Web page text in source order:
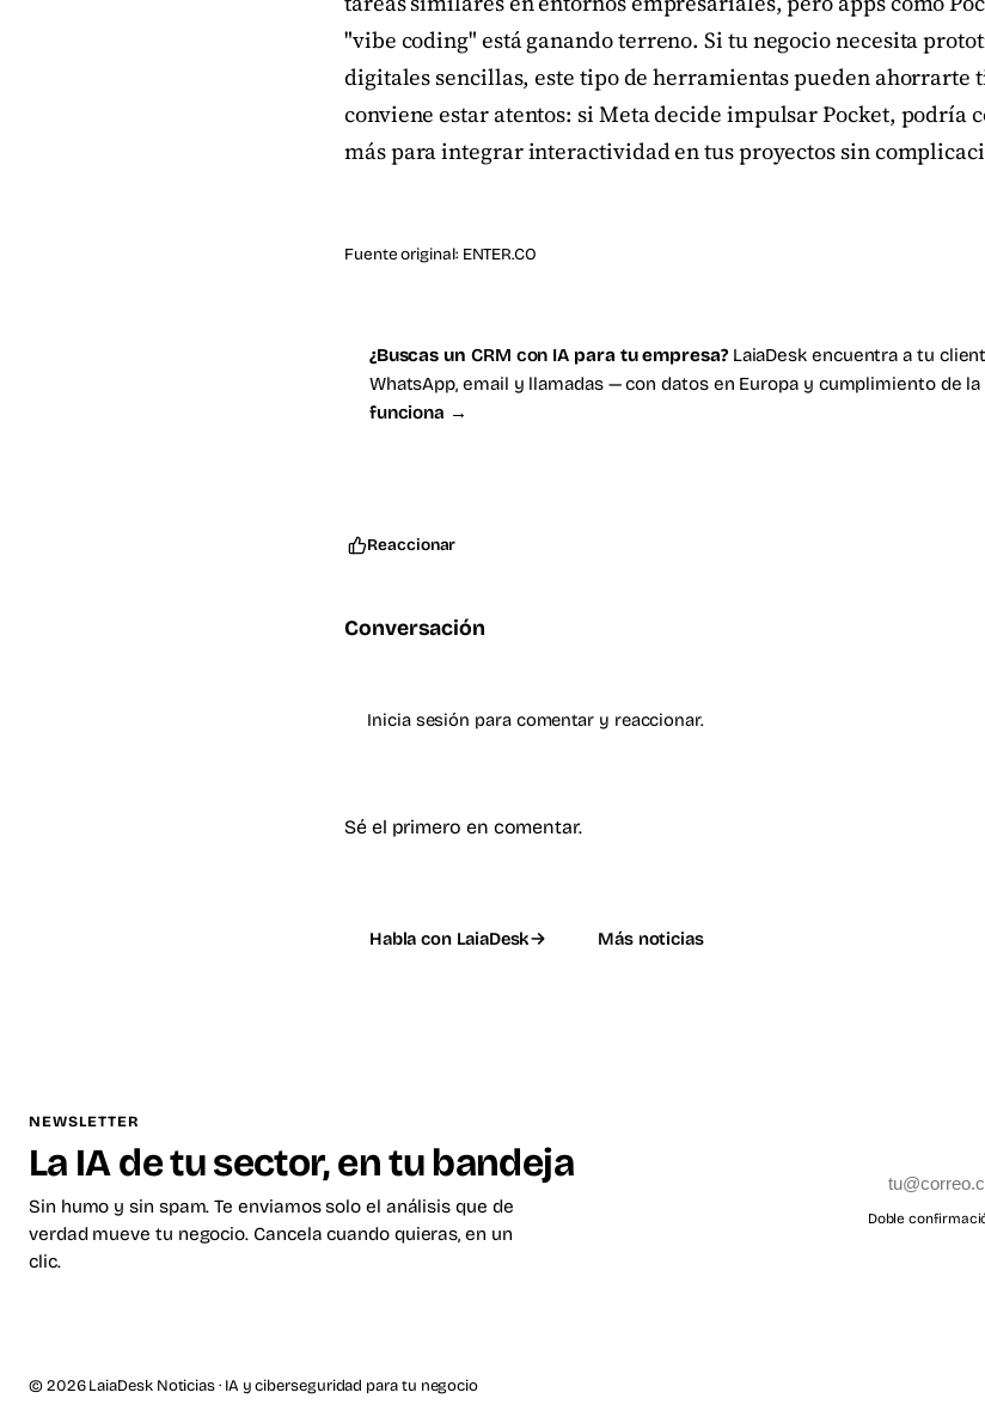
"vibe coding" está ganando terreno. Si tu negocio necesita
digitales sencillas, este tipo de herramientas pueden ahorrarte
conviene estar atentos: si Meta decide impulsar Pocket, podría
más para integrar interactividad en tus proyectos sin
Fuente original: ENTER.CO
¿Buscas un CRM con IA para tu empresa?LaiaDesk encuentra a tu
WhatsApp, email y llamadas — con datos en Europa y cumplimiento de la
funciona →
Reaccionar
Conversación
Inicia sesión para comentar y reaccionar.
Sé el primero en comentar.
Habla con LaiaDesk Más noticias
NEWSLETTER
La IA de tu sector, en tu bandeja
Sin humo y sin spam. Te enviamos solo el análisis que de
verdad mueve tu negocio. Cancela cuando quieras, en un
clic.
Doble
© 2026 LaiaDesk Noticias · IA y ciberseguridad para tu negocio